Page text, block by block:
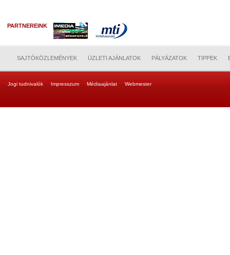
PARTNEREINK
SAJTÓKÖZLEMÉNYEK ÜZLETI AJÁNLATOK PÁLYÁZATOK TIPPEK
Jogi tudnivalók Impresszum Médiaajánlat Webmester